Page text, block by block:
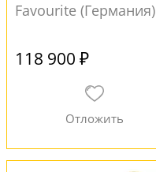
Favourite (Германия)
118 900 ₽